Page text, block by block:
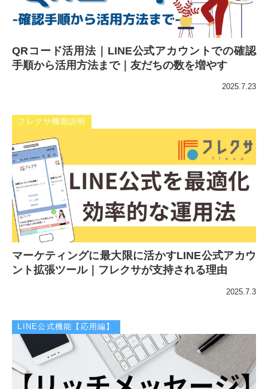
QRコード活用法｜LINE公式アカウントでの確認
手順から活用方法まで｜友だちの数を増やす
2025.7.23
フレクサ機能説明
マーケティングに最大限に活かすLINE公式アカウ
ント拡張ツール｜フレクサが支持される理由
2025.7.3
LINE公式機能【応用編】